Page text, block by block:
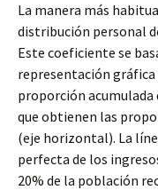
La manera más
distribución personal
Este coeficiente se
representación
proporción
que obtienen las
(eje horizontal). La
perfecta de los
20% de la población